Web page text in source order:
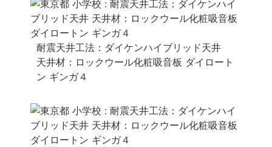
耐震天井工法：ダイケンハイブリッド天井
天井材：ロックウール化粧吸音板 ダイロート
ン ギンガ４